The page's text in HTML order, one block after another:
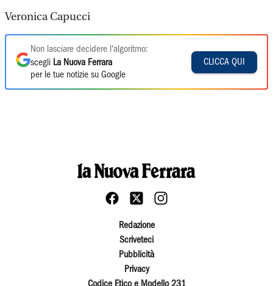
Veronica Capucci
Non lasciare decidere l'algoritmo:
scegli La Nuova Ferrara
per le tue notizie su Google
CLICCA QUI
Redazione
Scriveteci
Pubblicità
Privacy
Codice Etico e Modello 231